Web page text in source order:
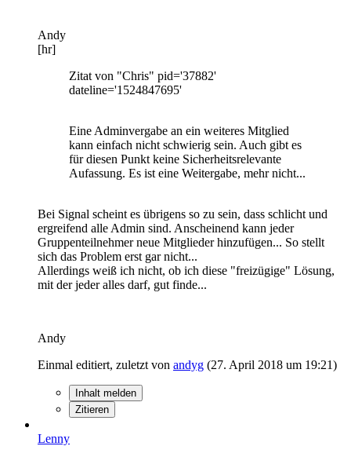
Andy
[hr]
Zitat von "Chris" pid='37882'
dateline='1524847695'
Eine Adminvergabe an ein weiteres Mitglied
kann einfach nicht schwierig sein. Auch gibt es
für diesen Punkt keine Sicherheitsrelevante
Aufassung. Es ist eine Weitergabe, mehr nicht...
Bei Signal scheint es übrigens so zu sein, dass schlicht und
ergreifend alle Admin sind. Anscheinend kann jeder
Gruppenteilnehmer neue Mitglieder hinzufügen... So stellt
sich das Problem erst gar nicht...
Allerdings weiß ich nicht, ob ich diese "freizügige" Lösung,
mit der jeder alles darf, gut finde...
Andy
Einmal editiert, zuletzt von andyg (27. April 2018 um 19:21)
Inhalt melden
Zitieren
Lenny